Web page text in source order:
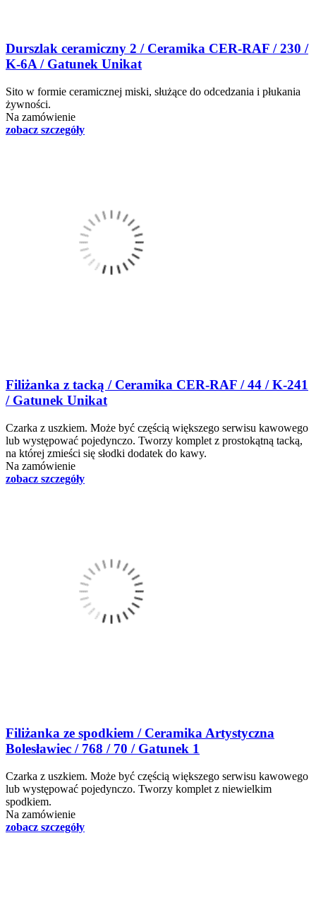
Durszlak ceramiczny 2 / Ceramika CER-RAF / 230 /
K-6A / Gatunek Unikat
Sito w formie ceramicznej miski, służące do odcedzania i płukania
żywności.
Na zamówienie
zobacz szczegóły
Filiżanka z tacką / Ceramika CER-RAF / 44 / K-241
/ Gatunek Unikat
Czarka z uszkiem. Może być częścią większego serwisu kawowego
lub występować pojedynczo. Tworzy komplet z prostokątną tacką,
na której zmieści się słodki dodatek do kawy.
Na zamówienie
zobacz szczegóły
Filiżanka ze spodkiem / Ceramika Artystyczna
Bolesławiec / 768 / 70 / Gatunek 1
Czarka z uszkiem. Może być częścią większego serwisu kawowego
lub występować pojedynczo. Tworzy komplet z niewielkim
spodkiem.
Na zamówienie
zobacz szczegóły